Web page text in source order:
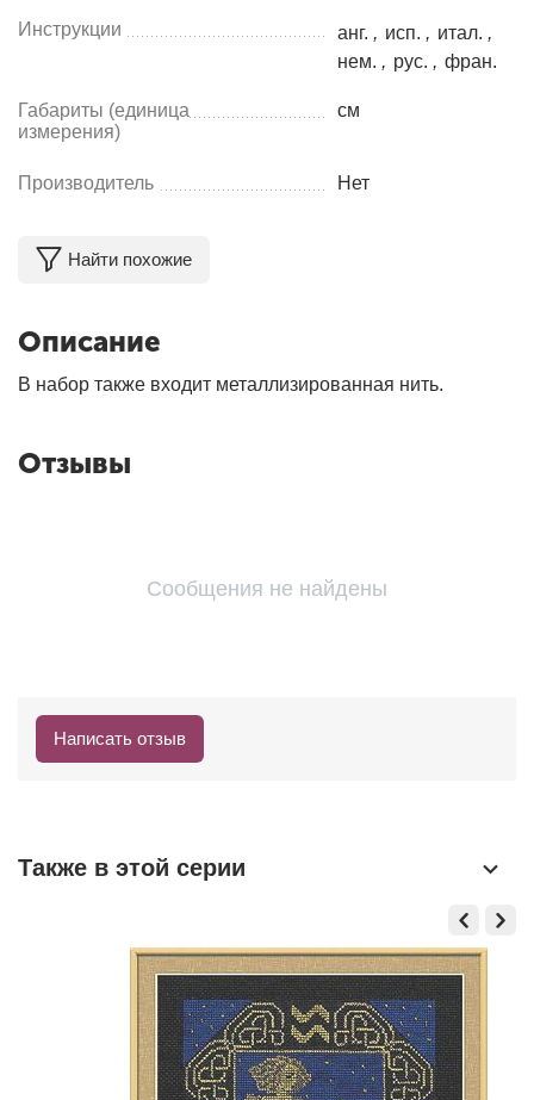
Инструкции анг. , исп. , итал. ,
нем. , рус. , фран.
Габариты (единица
измерения)
см
Производитель Нет
Найти похожие
Описание
В набор также входит металлизированная нить.
Отзывы
Сообщения не найдены
Написать отзыв
Также в этой серии